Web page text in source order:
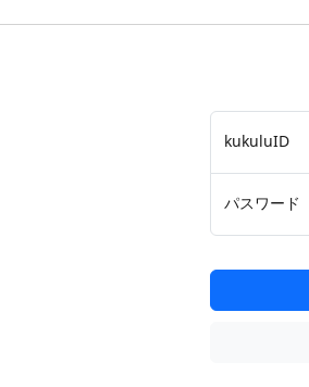
kukuluID
パスワード